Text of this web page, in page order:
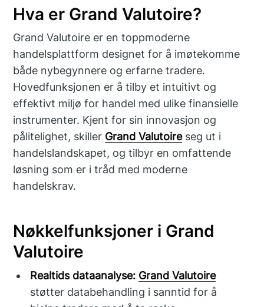
Hva er Grand Valutoire?
Grand Valutoire er en toppmoderne
handelsplattform designet for å imøtekomme
både nybegynnere og erfarne tradere.
Hovedfunksjonen er å tilby et intuitivt og
effektivt miljø for handel med ulike finansielle
instrumenter. Kjent for sin innovasjon og
pålitelighet, skiller Grand Valutoireseg ut i
handelslandskapet, og tilbyr en omfattende
løsning som er i tråd med moderne
handelskrav.
Nøkkelfunksjoner i Grand
Valutoire
Realtids dataanalyse: Grand Valutoire
støtter databehandling i sanntid for å